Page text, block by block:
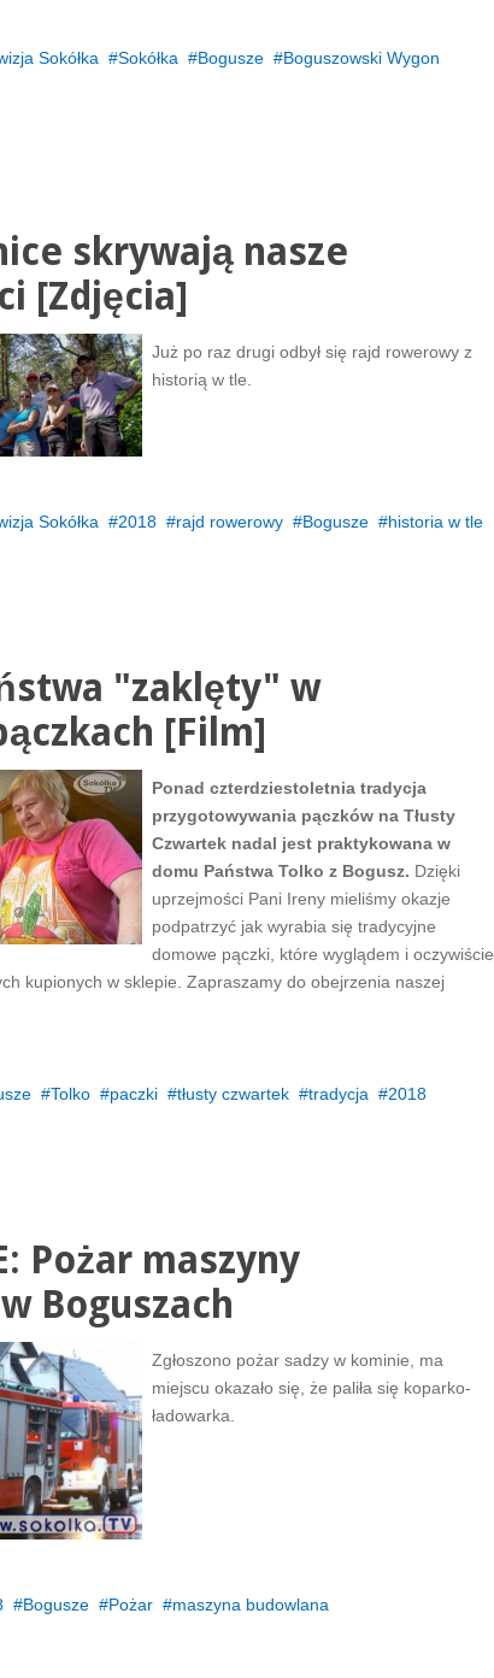
Sokółka Sokółka Bogusze
Boguszowski Wygon
skrywają nasze
[Zdjęcia]
Już po raz drugi odbył się rajd rowerowy z
historią w tle.
Sokółka 2018 rajd rowerowy Bogusze
historia w tle
"zaklęty" w
[Film]
Ponad czterdziestoletnia tradycja
przygotowywania pączków na Tłusty
Czwartek nadal jest praktykowana w
domu Państwa Tolko z Bogusz. Dzięki
uprzejmości Pani Ireny mieliśmy okazje
podpatrzyć jak wyrabia się tradycyjne
domowe pączki, które wyglądem i oczywiście
kupionych w sklepie. Zapraszamy do obejrzenia naszej
Tolko paczki tłusty czwartek tradycja
2018
Pożar maszyny
Boguszach
Zgłoszono pożar sadzy w kominie, ma
miejscu okazało się, że paliła się koparko-
ładowarka.
Bogusze Pożar
maszyna budowlana